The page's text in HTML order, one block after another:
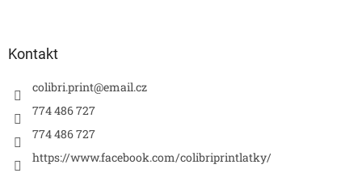
Kontakt
colibri.print@email.cz
774 486 727
774 486 727
https://www.facebook.com/colibriprintlatky/